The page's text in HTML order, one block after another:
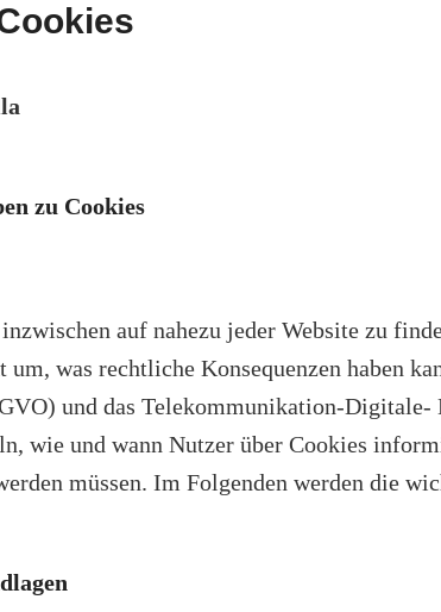
zu Cookies
auf nahezu jeder Website zu
was rechtliche Konsequenzen haben
und das Telekommunikation-Digitale-
wie und wann Nutzer über Cookies
müssen. Im Folgenden werden die